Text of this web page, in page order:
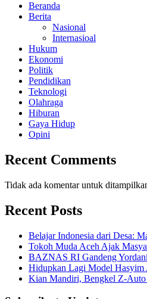
Beranda
Berita
Nasional
Internasioal
Hukum
Ekonomi
Politik
Pendidikan
Teknologi
Olahraga
Hiburan
Gaya Hidup
Opini
Recent Comments
Tidak ada komentar untuk
Recent Posts
Belajar Indonesia dari Desa:
Tokoh Muda Aceh Ajak
BAZNAS RI Gandeng
Hidupkan Lagi Model Hasyim
Kian Mandiri, Bengkel Z-